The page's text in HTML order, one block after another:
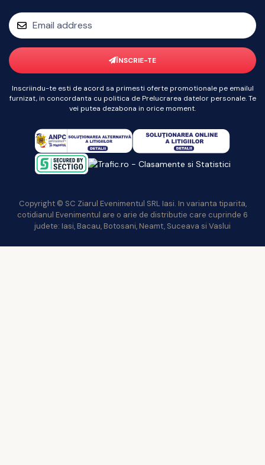
ÎNSCRIE-TE
Inscriindu-te esti de acord sa primesti oferte promotionale pe emailul
furnizat, in concordanta cu politica de Prelucrarea datelor personale. Te
vei putea dezabona in orice moment.
Copyright © SC Ziarul Evenimentul SRL Iasi. In varianta tiparita,
cotidianul Evenimentul are o arie de distributie care cuprinde 6
judete: Iasi, Bacau, Botosani, Neamt, Suceava si Vaslui